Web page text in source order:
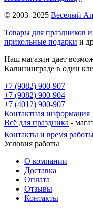
© 2003–2025 Веселый
Товары для праздников
прикольные подарки и
Наш магазин дает
Калининграде в один
+7 (9082) 900-907
+7 (9082) 900-904
+7 (4012) 900-907
Контактная информация
Всё для праздника -
Контакты и время
Условия работы
О компании
Доставка
Оплата
Отзывы
Контакты